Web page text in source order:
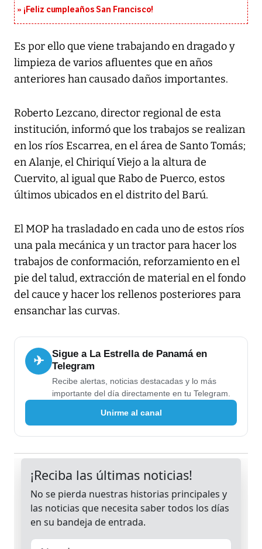
¡Feliz cumpleaños San Francisco!
Es por ello que viene trabajando en dragado y
limpieza de varios afluentes que en años
anteriores han causado daños importantes.
Roberto Lezcano, director regional de esta
institución, informó que los trabajos se realizan
en los ríos Escarrea, en el área de Santo Tomás;
en Alanje, el Chiriquí Viejo a la altura de
Cuervito, al igual que Rabo de Puerco, estos
últimos ubicados en el distrito del Barú.
El MOP ha trasladado en cada uno de estos ríos
una pala mecánica y un tractor para hacer los
trabajos de conformación, reforzamiento en el
pie del talud, extracción de material en el fondo
del cauce y hacer los rellenos posteriores para
ensanchar las curvas.
✈
Sigue a La Estrella de Panamá en
Telegram
Recibe alertas, noticias destacadas y lo más
importante del día directamente en tu Telegram.
Unirme al canal